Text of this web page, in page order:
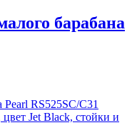
барабана